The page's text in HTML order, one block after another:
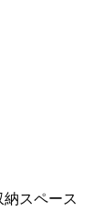
納スペース